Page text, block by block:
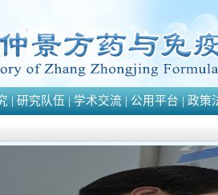
|研究队伍|学术交流|公用平台|政策